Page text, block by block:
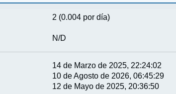
2 (0.004 por día)
N/D
14 de Marzo de 2025, 22:24:02
10 de Agosto de 2026, 06:45:29
12 de Mayo de 2025, 20:36:50